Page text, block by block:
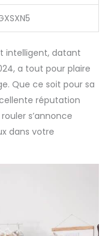
intelligent, datant
a tout pour plaire
Que ce soit pour sa
réputation
s’annonce
dans votre